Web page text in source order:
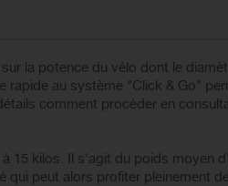
la potence du vélo dont le
au système "Click & Go"
comment procéder en
15 kilos. Il s'agit du poids moyen
qui peut alors profiter pleinement